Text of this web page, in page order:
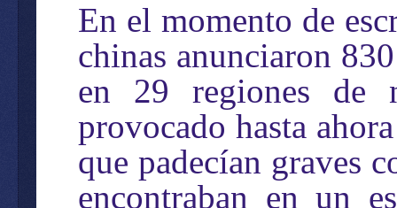
En el momento de
chinas anunciaron
en 29 regiones
provocado hasta
que padecían graves
encontraban en un